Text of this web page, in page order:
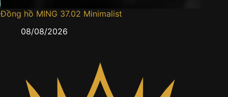
Đồng hồ MING 37.02 Minimalist
08/08/2026